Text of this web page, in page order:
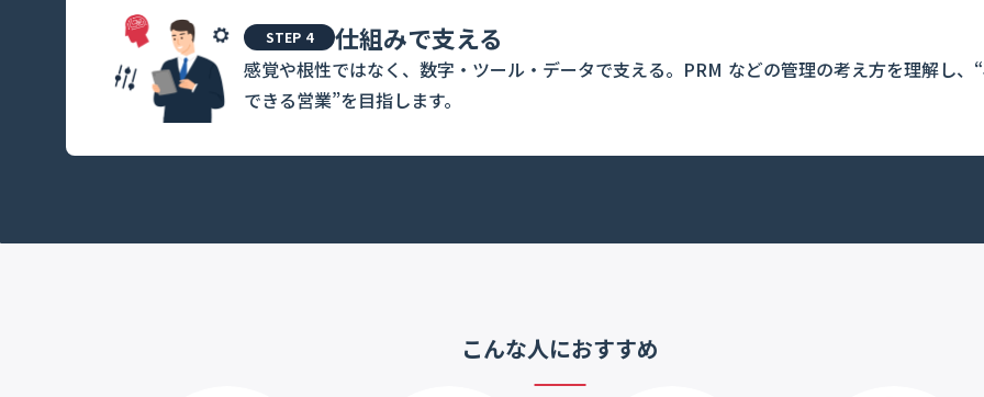
STEP 4 仕組みで支える
感覚や根性ではなく、数字・ツール・データで支える。PRM などの管理の考え方を理解し、
できる営業”を目指します。
こんな人におすすめ